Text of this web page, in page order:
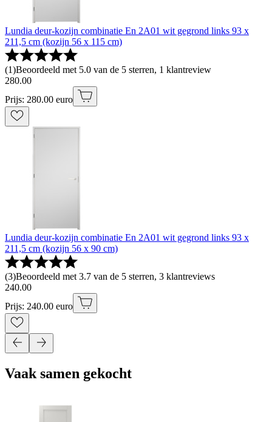
Lundia deur-kozijn combinatie En 2A01 wit gegrond links 93 x
211,5 cm (kozijn 56 x 115 cm)
(1)Beoordeeld met 5.0 van de 5 sterren, 1 klantreview
280.00
Prijs: 280.00 euro
Lundia deur-kozijn combinatie En 2A01 wit gegrond links 93 x
211,5 cm (kozijn 56 x 90 cm)
(3)Beoordeeld met 3.7 van de 5 sterren, 3 klantreviews
240.00
Prijs: 240.00 euro
Vaak samen gekocht